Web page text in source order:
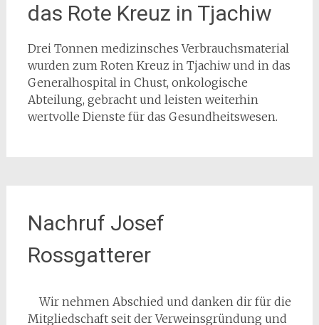
das Rote Kreuz in Tjachiw
Drei Tonnen medizinsches Verbrauchsmaterial
wurden zum Roten Kreuz in Tjachiw und in das
Generalhospital in Chust, onkologische
Abteilung, gebracht und leisten weiterhin
wertvolle Dienste für das Gesundheitswesen.
Nachruf Josef
Rossgatterer
Wir nehmen Abschied und danken dir für die
Mitgliedschaft seit der Verweinsgründung und